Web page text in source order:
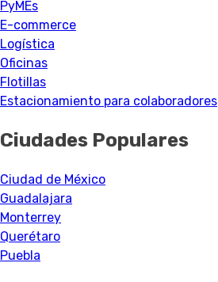
PyMEs
E-commerce
Logística
Oficinas
Flotillas
Estacionamiento para colaboradores
Ciudades Populares
Ciudad de México
Guadalajara
Monterrey
Querétaro
Puebla